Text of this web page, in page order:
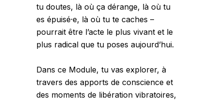
tu doutes, là où ça dérange, là où tu
es épuisé·e, là où tu te caches –
pourrait être l’acte le plus vivant et le
plus radical que tu poses aujourd’hui.
Dans ce Module, tu vas explorer, à
travers des apports de conscience et
des moments de libération vibratoires,